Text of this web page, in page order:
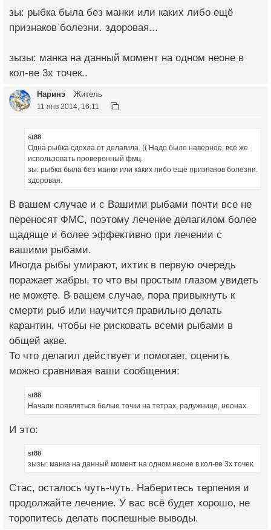
зы: рыбка была без манки или каких либо ещё
признаков болезни. здоровая...
зызы: манка на данный момент на одном неоне в
кол-ве 3х точек..
Наринэ Житель
11 янв 2014, 16:11
st88
Одна рыбка сдохла от делагила. (( Надо было наверное, всё же
использовать проверенный фмц.
зы: рыбка была без манки или каких либо ещё признаков болезни.
здоровая.
В вашем случае и с Вашими рыбами почти все не
переносят ФМС, поэтому лечение делагилом более
щадяще и более эффективно при лечении с
вашими рыбами.
Иногда рыбы умирают, ихтик в первую очередь
поражает жабры, то что вы простым глазом увидеть
не можете. В вашем случае, пора привыкнуть к
смерти рыб или научится правильно делать
карантин, чтобы не рисковать всеми рыбами в
общей акве.
То что делагил действует и помогает, оценить
можно сравнивая ваши сообщения:
st88
Начали появляться белые точки на тетрах, радужнице, неонах.
И это:
st88
зызы: манка на данный момент на одном неоне в кол-ве 3х точек.
Стас, осталось чуть-чуть. Наберитесь терпения и
продолжайте лечение. У вас всё будет хорошо, не
торопитесь делать поспешные выводы.